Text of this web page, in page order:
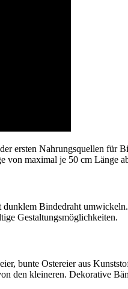
ersten Nahrungsquellen für
von maximal je 50 cm Länge
Bindedraht
Gestaltungsmöglichkeiten.
bunte Ostereier aus
den kleineren. Dekorative